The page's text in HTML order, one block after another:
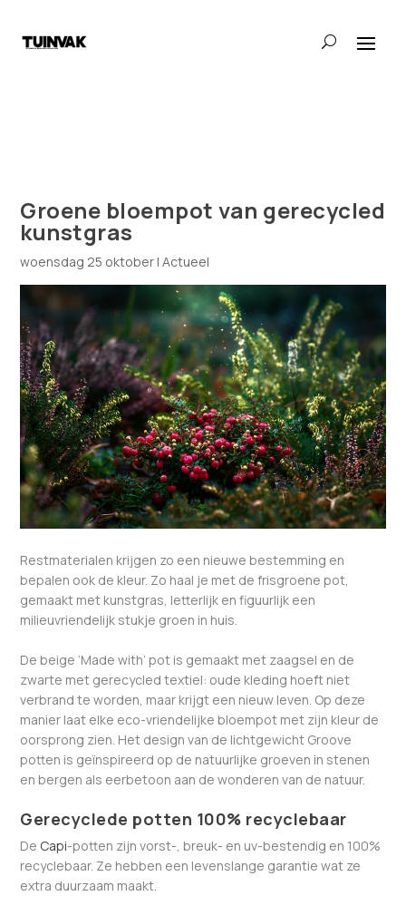
Groene bloempot van gerecycled
kunstgras
woensdag 25 oktober |Actueel
Restmaterialen krijgen zo een nieuwe bestemming en
bepalen ook de kleur. Zo haal je met de frisgroene pot,
gemaakt met kunstgras, letterlijk en figuurlijk een
milieuvriendelijk stukje groen in huis.
De beige ‘Made with’ pot is gemaakt met zaagsel en de
zwarte met gerecycled textiel: oude kleding hoeft niet
verbrand te worden, maar krijgt een nieuw leven. Op deze
manier laat elke eco-vriendelijke bloempot met zijn kleur de
oorsprong zien. Het design van de lichtgewicht Groove
potten is geïnspireerd op de natuurlijke groeven in stenen
en bergen als eerbetoon aan de wonderen van de natuur.
Gerecyclede potten 100% recyclebaar
De Capi-potten zijn vorst-, breuk- en uv-bestendig en 100%
recyclebaar. Ze hebben een levenslange garantie wat ze
extra duurzaam maakt.